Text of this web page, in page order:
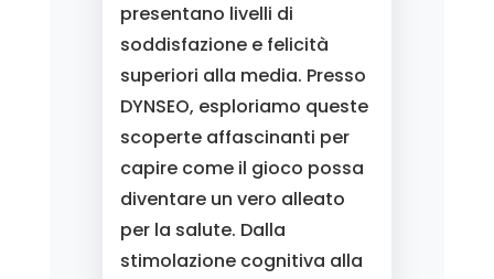
presentano livelli di
soddisfazione e felicità
superiori alla media. Presso
DYNSEO, esploriamo queste
scoperte affascinanti per
capire come il gioco possa
diventare un vero alleato
per la salute. Dalla
stimolazione cognitiva alla